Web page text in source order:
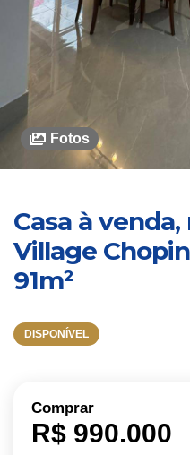
Fotos
Casa à
Village
91m²
DISPONÍVEL
Comprar
R$ 990.000